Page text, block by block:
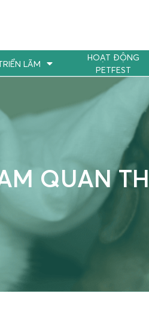
LÃM
HOẠT ĐỘNG
PETFEST
QUAN